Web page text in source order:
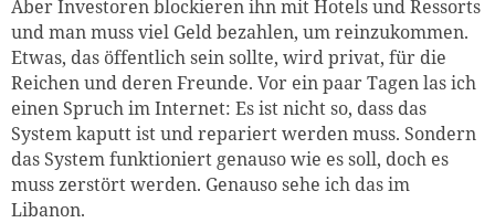
Aber Investoren blockieren ihn mit Hotels und Ressorts
und man muss viel Geld bezahlen, um reinzukommen.
Etwas, das öffentlich sein sollte, wird privat, für die
Reichen und deren Freunde. Vor ein paar Tagen las ich
einen Spruch im Internet: Es ist nicht so, dass das
System kaputt ist und repariert werden muss. Sondern
das System funktioniert genauso wie es soll, doch es
muss zerstört werden. Genauso sehe ich das im
Libanon.